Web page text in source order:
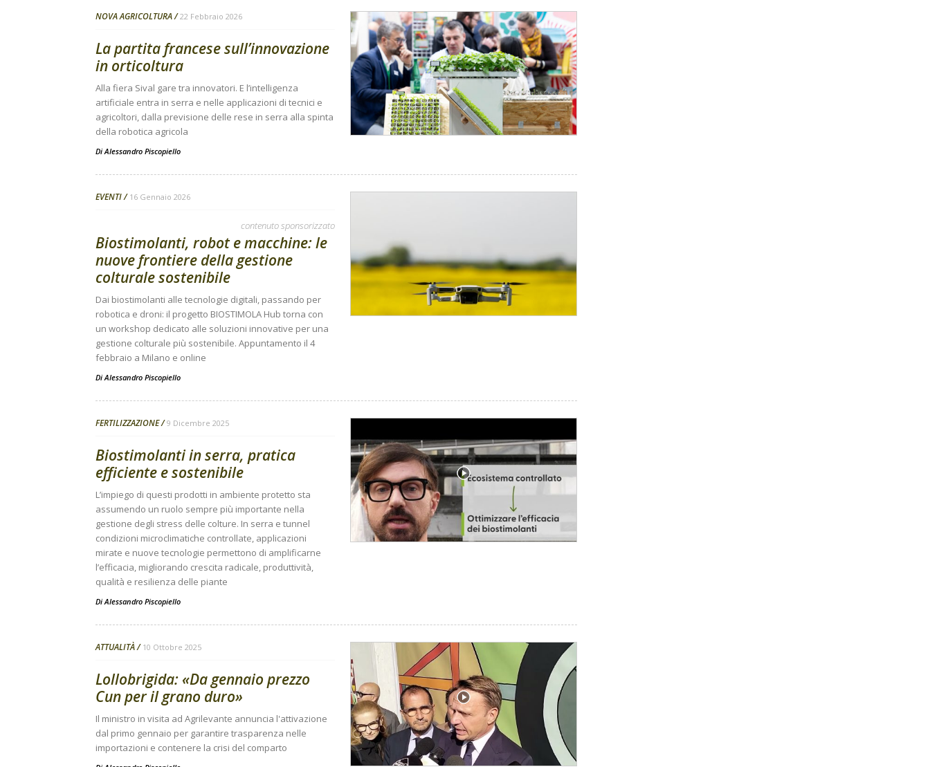
NOVA AGRICOLTURA 22 Febbraio 2026
La partita francese sull’innovazione
in orticoltura
Alla fiera Sival gare tra innovatori. E l’intelligenza
artificiale entra in serra e nelle applicazioni di tecnici e
agricoltori, dalla previsione delle rese in serra alla spinta
della robotica agricola
DiAlessandro Piscopiello
EVENTI 16 Gennaio 2026
contenuto sponsorizzato
Biostimolanti, robot e macchine: le
nuove frontiere della gestione
colturale sostenibile
Dai biostimolanti alle tecnologie digitali, passando per
robotica e droni: il progetto BIOSTIMOLA Hub torna con
un workshop dedicato alle soluzioni innovative per una
gestione colturale più sostenibile. Appuntamento il 4
febbraio a Milano e online
DiAlessandro Piscopiello
FERTILIZZAZIONE 9 Dicembre 2025
Biostimolanti in serra, pratica
efficiente e sostenibile
L’impiego di questi prodotti in ambiente protetto sta
assumendo un ruolo sempre più importante nella
gestione degli stress delle colture. In serra e tunnel
condizioni microclimatiche controllate, applicazioni
mirate e nuove tecnologie permettono di amplificarne
l’efficacia, migliorando crescita radicale, produttività,
qualità e resilienza delle piante
DiAlessandro Piscopiello
ATTUALITÀ 10 Ottobre 2025
Lollobrigida: «Da gennaio prezzo
Cun per il grano duro»
Il ministro in visita ad Agrilevante annuncia l'attivazione
dal primo gennaio per garantire trasparenza nelle
importazioni e contenere la crisi del comparto